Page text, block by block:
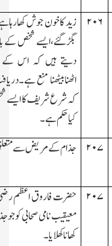
۲۰۶ زید کاخون جوش
بگڑگئے،ایسے شخص کے
دیتے ہیں کہ اس کے
اٹھنابیٹھنا منع
کہ شرع شریف کا
کیاحکم ہے۔
۲۰۷ جذام کے مریض سے
۲۰۷ حضرت فاروق اعظم
معیقیب نامی صحابی کو
کھاناکھلایا۔